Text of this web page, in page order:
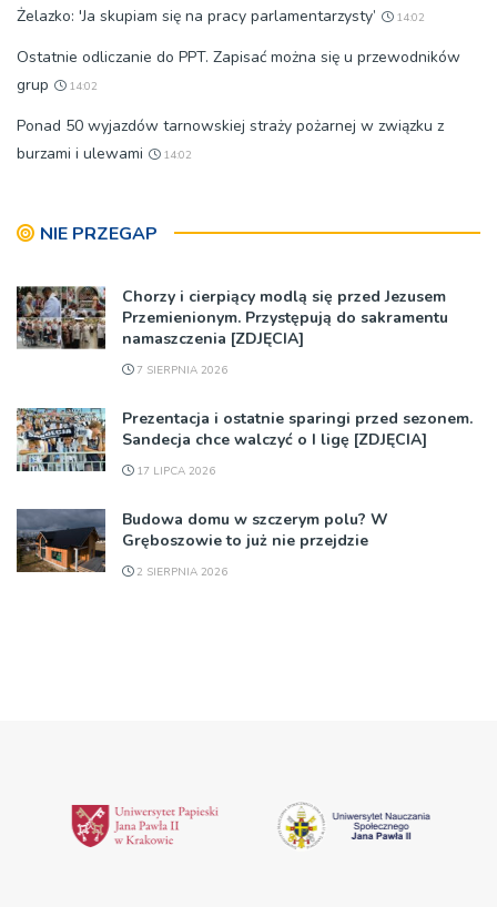
Żelazko: 'Ja skupiam się na pracy parlamentarzysty’
14:02
Ostatnie odliczanie do PPT. Zapisać można się u przewodników
grup
14:02
Ponad 50 wyjazdów tarnowskiej straży pożarnej w związku z
burzami i ulewami
14:02
NIE PRZEGAP
Chorzy i cierpiący modlą się przed Jezusem
Przemienionym. Przystępują do sakramentu
namaszczenia [ZDJĘCIA]
7 SIERPNIA 2026
Prezentacja i ostatnie sparingi przed sezonem.
Sandecja chce walczyć o I ligę [ZDJĘCIA]
17 LIPCA 2026
Budowa domu w szczerym polu? W
Gręboszowie to już nie przejdzie
2 SIERPNIA 2026